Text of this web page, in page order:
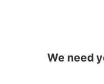
We need